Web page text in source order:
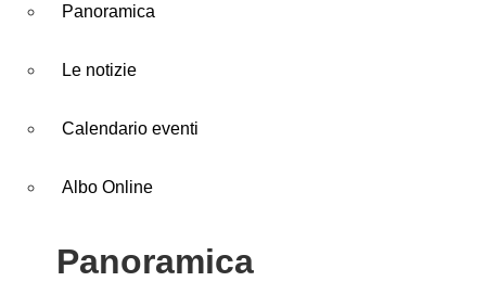
Panoramica
Le notizie
Calendario eventi
Albo Online
panoramica